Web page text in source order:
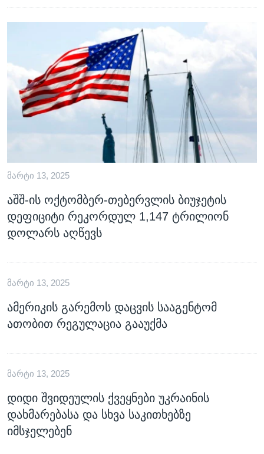
ᲛᲐᲠᲢᲘ 13, 2025
აშშ-ის ოქტომბერ-თებერვლის ბიუჯეტის
დეფიციტი რეკორდულ 1,147 ტრილიონ
დოლარს აღწევს
ᲛᲐᲠᲢᲘ 13, 2025
ამერიკის გარემოს დაცვის სააგენტომ
ათობით რეგულაცია გააუქმა
ᲛᲐᲠᲢᲘ 13, 2025
დიდი შვიდეულის ქვეყნები უკრაინის
დახმარებასა და სხვა საკითხებზე
იმსჯელებენ